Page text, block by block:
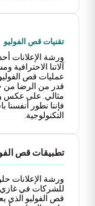
تقنيات قص الفوليو
ورشة الإعلانات
آلاتنا الاحترافية
عمليات قص
قدر من الرضا من
مثالي. على عكس
فإننا نطور أنفسنا
التكنولوجية.
تطبيقات قص
ورشة الإعلانات
للشركات في
قص الفوليو الذي